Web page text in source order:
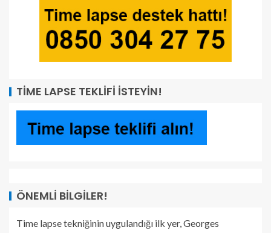
TIME LAPSE TEKLIFI İSTEYIN!
ÖNEMLI BILGILER!
Time lapse tekniğinin uygulandığı ilk yer, Georges